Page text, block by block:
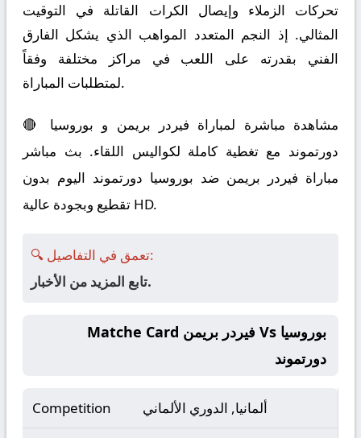
تحركات الزملاء وإيصال الكرات القاتلة في التوقيت
المثالي. إذ النجم المتعدد المواهب الذي يشكل الفارق
الفني بقدرته على اللعب في مراكز مختلفة وفقاً
لمتطلبات المباراة.
🔴 مشاهدة مباشرة لمباراة فيردر بريمن و بوروسيا
دورتموند مع تغطية كاملة لكواليس اللقاء. بث مباشر
مباراة فيردر بريمن ضد بوروسيا دورتموند اليوم بدون
تقطيع وبجودة عالية HD.
🔍 تعمق في التفاصيل:
تابع المزيد من الأخبار.
Matche Card فيردر بريمن Vs بوروسيا
دورتموند
Competition ألمانيا, الدوري الألماني